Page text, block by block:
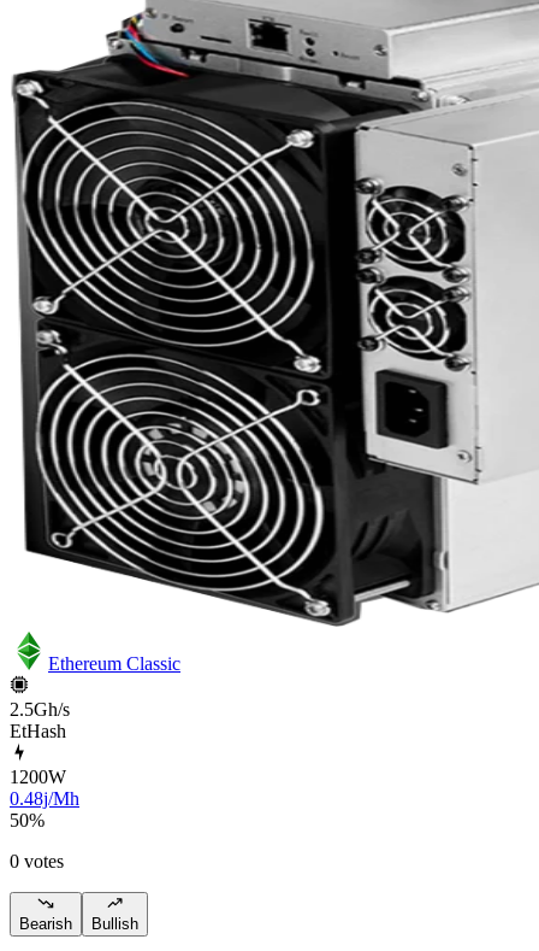
Ethereum Classic
2.5Gh/s
EtHash
1200W
0.48j/Mh
50%
0 votes
Bearish Bullish